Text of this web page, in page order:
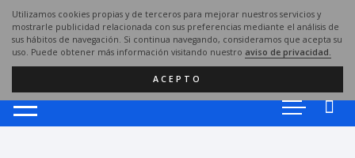
Utilizamos cookies propias y de terceros para mejorar nuestros servicios y
mostrarle publicidad relacionada con sus preferencias mediante el análisis de
sus hábitos de navegación. Si continua navegando, consideramos que acepta su
uso. Puede obtener más información visitando nuestro aviso de privacidad.
ACEPTO
Saltar
contenido